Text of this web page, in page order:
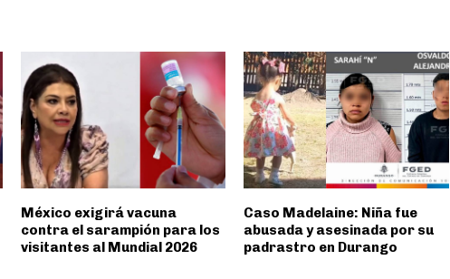
México exigirá vacuna
contra el sarampión para los
visitantes al Mundial 2026
Caso Madelaine: Niña fue
abusada y asesinada por su
padrastro en Durango